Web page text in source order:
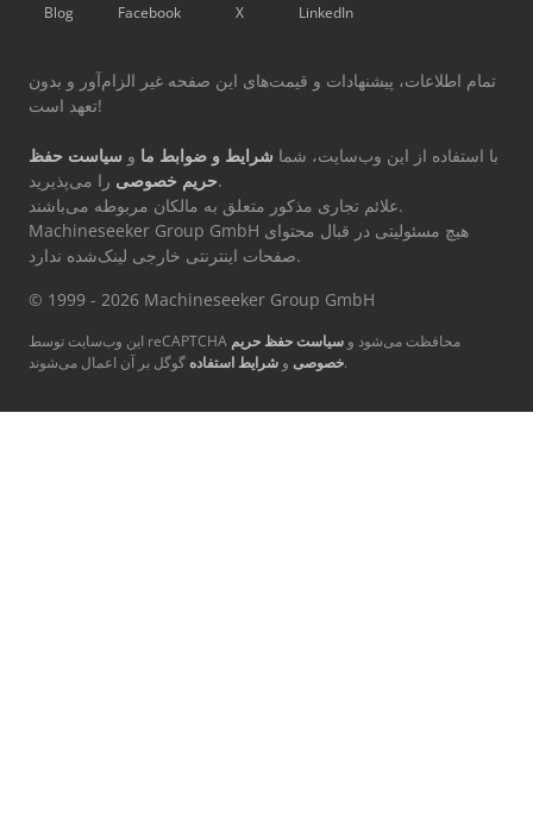
Blog Facebook X LinkedIn
تمام اطلاعات، پیشنهادات و قیمت‌های این صفحه غیر الزام‌آور و بدون
تعهد است!
با استفاده از این وب‌سایت، شما شرایط و ضوابط ما و سیاست حفظ
حریم خصوصیرا می‌پذیرید.
علائم تجاری مذکور متعلق به مالکان مربوطه می‌باشند.
Machineseeker Group GmbH هیچ مسئولیتی در قبال محتوای
صفحات اینترنتی خارجی لینک‌شده ندارد.
© 1999 - 2026 Machineseeker Group GmbH
این وب‌سایت توسط reCAPTCHA محافظت می‌شود و سیاست حفظ حریم
خصوصی و شرایط استفاده گوگل بر آن اعمال می‌شوند.